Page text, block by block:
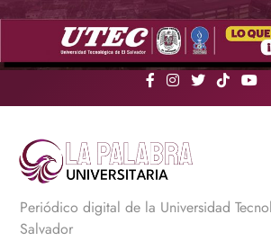
Saltar
La Palabra
Periódico digital de la Universidad
Salvador